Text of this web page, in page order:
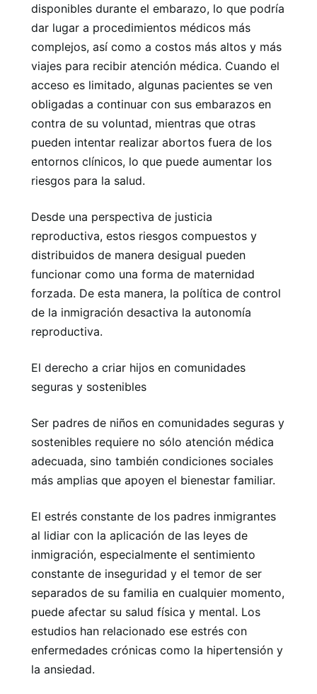
disponibles durante el embarazo, lo que podría
dar lugar a procedimientos médicos más
complejos, así como a costos más altos y más
viajes para recibir atención médica. Cuando el
acceso es limitado, algunas pacientes se ven
obligadas a continuar con sus embarazos en
contra de su voluntad, mientras que otras
pueden intentar realizar abortos fuera de los
entornos clínicos, lo que puede aumentar los
riesgos para la salud.
Desde una perspectiva de justicia
reproductiva, estos riesgos compuestos y
distribuidos de manera desigual pueden
funcionar como una forma de maternidad
forzada. De esta manera, la política de control
de la inmigración desactiva la autonomía
reproductiva.
El derecho a criar hijos en comunidades
seguras y sostenibles
Ser padres de niños en comunidades seguras y
sostenibles requiere no sólo atención médica
adecuada, sino también condiciones sociales
más amplias que apoyen el bienestar familiar.
El estrés constante de los padres inmigrantes
al lidiar con la aplicación de las leyes de
inmigración, especialmente el sentimiento
constante de inseguridad y el temor de ser
separados de su familia en cualquier momento,
puede afectar su salud física y mental. Los
estudios han relacionado ese estrés con
enfermedades crónicas como la hipertensión y
la ansiedad.